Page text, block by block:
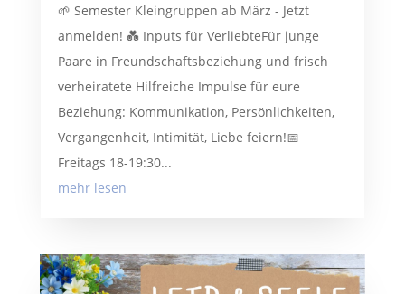
🌱 Semester Kleingruppen ab März - Jetzt
anmelden! 💑 Inputs für VerliebteFür junge
Paare in Freundschaftsbeziehung und frisch
verheiratete Hilfreiche Impulse für eure
Beziehung: Kommunikation, Persönlichkeiten,
Vergangenheit, Intimität, Liebe feiern!📅
Freitags 18-19:30...
mehr lesen